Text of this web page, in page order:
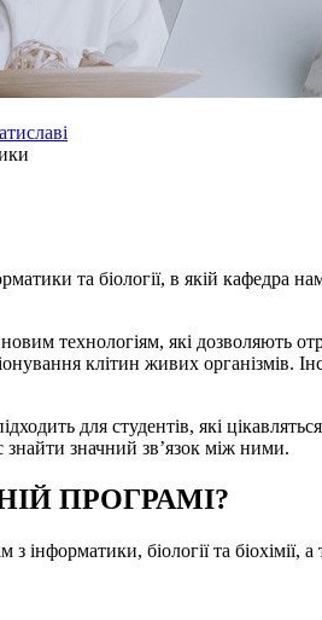
та біології, в якій кафедра
технологіям, які дозволяють
клітин живих організмів.
для студентів, які
знайти значний зв’язок між ними.
ПРОГРАМІ?
біології та біохімії, а